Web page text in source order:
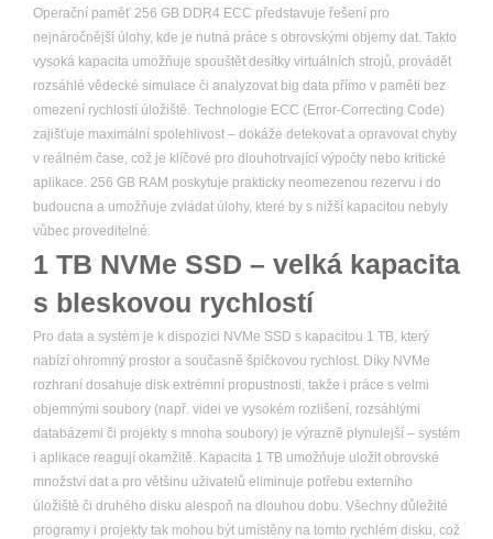
Operační paměť 256 GB DDR4 ECC představuje řešení pro
nejnáročnější úlohy, kde je nutná práce s obrovskými objemy dat. Takto
vysoká kapacita umožňuje spouštět desítky virtuálních strojů, provádět
rozsáhlé vědecké simulace či analyzovat big data přímo v paměti bez
omezení rychlostí úložiště. Technologie ECC (Error-Correcting Code)
zajišťuje maximální spolehlivost – dokáže detekovat a opravovat chyby
v reálném čase, což je klíčové pro dlouhotrvající výpočty nebo kritické
aplikace. 256 GB RAM poskytuje prakticky neomezenou rezervu i do
budoucna a umožňuje zvládat úlohy, které by s nižší kapacitou nebyly
vůbec proveditelné.
1 TB NVMe SSD – velká kapacita
s bleskovou rychlostí
Pro data a systém je k dispozici NVMe SSD s kapacitou 1 TB, který
nabízí ohromný prostor a současně špičkovou rychlost. Díky NVMe
rozhraní dosahuje disk extrémní propustnosti, takže i práce s velmi
objemnými soubory (např. videi ve vysokém rozlišení, rozsáhlými
databázemi či projekty s mnoha soubory) je výrazně plynulejší – systém
i aplikace reagují okamžitě. Kapacita 1 TB umožňuje uložit obrovské
množství dat a pro většinu uživatelů eliminuje potřebu externího
úložiště či druhého disku alespoň na dlouhou dobu. Všechny důležité
programy i projekty tak mohou být umístěny na tomto rychlém disku, což